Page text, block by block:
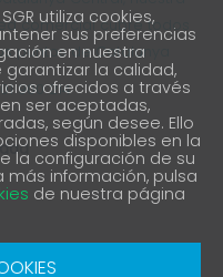
comercial cubre todos
puntos de Catalunya
900 214
utiliza cookies,
sus preferencias
en nuestra
la calidad,
ofrecidos a través
ser aceptadas,
según desee. Ello
disponibles en la
la configuración de su
más información, pulsa
de nuestra página